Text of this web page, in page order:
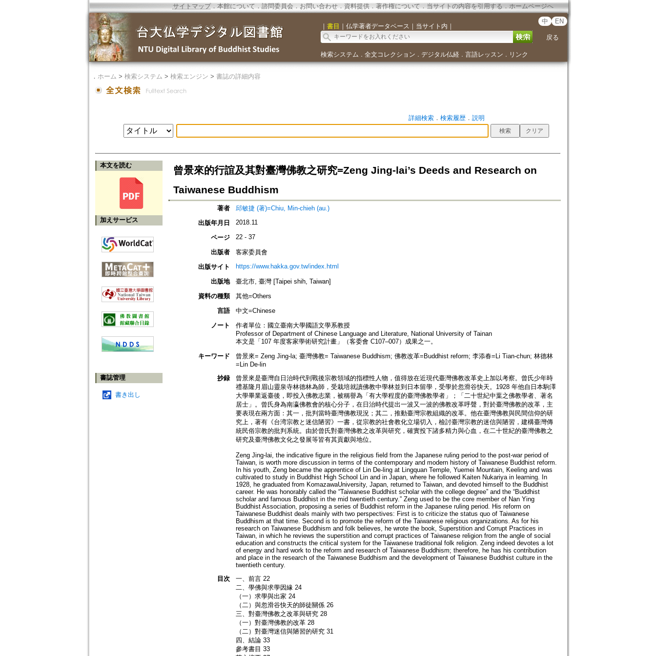
サイトマップ．本館について ． 諮問委員会． お問い合わせ． 資料提供． 著作権について．当サイトの内容を引用する ． ホームページへ
｜ 書目 ｜ 仏学著者データベース ｜ 当サイト内 ｜
中 EN
戻る
検索システム ． 全文コレクション ． デジタル仏経． 言語レッスン ． リンク
． ホーム > 検索システム > 検索エンジン > 書誌の詳細内容
詳細検索． 検索履歴． 説明
本文を読む
加えサービス
書誌管理
書き出し
曾景來的行誼及其對臺灣佛教之研究=Zeng Jing-lai’s Deeds and Research on
Taiwanese Buddhism
著者
邱敏捷 (著)=Chiu, Min-chieh (au.)
出版年月日
2018.11
ページ 22 - 37
出版者
客家委員會
出版サイト
https://www.hakka.gov.tw/index.html
出版地
臺北市, 臺灣 [Taipei shih, Taiwan]
資料の種類
其他=Others
言語
中文=Chinese
ノート
作者單位：國立臺南大學國語文學系教授
Professor of Department of Chinese Language and Literature, National University of Tainan
本文是「107 年度客家學術研究計畫」（客委會 C107–007）成果之一。
キーワード
曾景來= Zeng Jing-la; 臺灣佛教= Taiwanese Buddhism; 佛教改革=Buddhist reform; 李添春=Li Tian-chun; 林德林
=Lin De-lin
抄録
曾景來是臺灣自日治時代到戰後宗教領域的指標性人物，值得放在近現代臺灣佛教改革史上加以考察。曾氏少年時
禮基隆月眉山靈泉寺林德林為師，受栽培就讀佛教中學林並到日本留學，受學於忽滑谷快天。1928 年他自日本駒澤
大學畢業返臺後，即投入佛教志業，被稱譽為「有大學程度的臺灣佛教學者」；「二十世紀中葉之佛教學者、著名
居士」。曾氏身為南瀛佛教會的核心分子，在日治時代提出一波又一波的佛教改革呼聲，對於臺灣佛教的改革，主
要表現在兩方面：其一，批判當時臺灣佛教現況；其二，推動臺灣宗教組織的改革。他在臺灣佛教與民間信仰的研
究上，著有《台湾宗教と迷信陋習》一書，從宗教的社會教化立場切入，檢討臺灣宗教的迷信與陋習，建構臺灣傳
統民俗宗教的批判系統。由於曾氏對臺灣佛教之改革與研究，確實投下諸多精力與心血，在二十世紀的臺灣佛教之
研究及臺灣佛教文化之發展等皆有其貢獻與地位。
Zeng Jing-lai, the indicative figure in the religious field from the Japanese ruling period to the post-war period of
Taiwan, is worth more discussion in terms of the contemporary and modern history of Taiwanese Buddhist reform.
In his youth, Zeng became the apprentice of Lin De-ling at Lingquan Temple, Yuemei Mountain, Keeling and was
cultivated to study in Buddhist High School Lin and in Japan, where he followed Kaiten Nukariya in learning. In
1928, he graduated from KomazawaUniversity, Japan, returned to Taiwan, and devoted himself to the Buddhist
career. He was honorably called the “Taiwanese Buddhist scholar with the college degree” and the “Buddhist
scholar and famous Buddhist in the mid twentieth century.” Zeng used to be the core member of Nan Ying
Buddhist Association, proposing a series of Buddhist reform in the Japanese ruling period. His reform on
Taiwanese Buddhist deals mainly with two perspectives: First is to criticize the status quo of Taiwanese
Buddhism at that time. Second is to promote the reform of the Taiwanese religious organizations. As for his
research on Taiwanese Buddhism and folk believes, he wrote the book, Superstition and Corrupt Practices in
Taiwan, in which he reviews the superstition and corrupt practices of Taiwanese religion from the angle of social
education and constructs the critical system for the Taiwanese traditional folk religion. Zeng indeed devotes a lot
of energy and hard work to the reform and research of Taiwanese Buddhism; therefore, he has his contribution
and place in the research of the Taiwanese Buddhism and the development of Taiwanese Buddhist culture in the
twentieth century.
目次
一、前言 22
二、學佛與求學因緣 24
（一）求學與出家 24
（二）與忽滑谷快天的師徒關係 26
三、對臺灣佛教之改革與研究 28
（一）對臺灣佛教的改革 28
（二）對臺灣迷信與陋習的研究 31
四、結論 33
參考書目 33